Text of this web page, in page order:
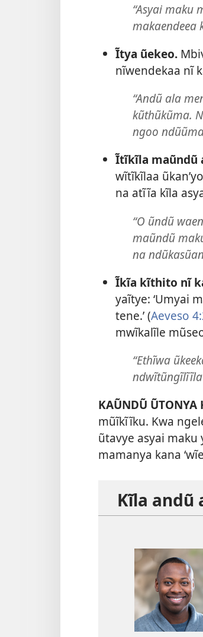
“Asyai maku
makaendeea
Ĩtya ũekeo.
nĩwendekaa nĩ
“Andũ ala
kũthũkũma.
ngoo
Ĩtĩkĩla maũndũ
wĩtĩkĩlaa
na atĩĩa kĩla
“O ũndũ
maũndũ
na
Ĩkĩa kĩthito nĩ
yaĩtye: ‘Umyai
tene.ʼ (Aeveso
mwĩkalĩle
“Ethĩwa
ndwĩtũngĩlĩĩla
KAŨNDŨ ŨTONYA
mũĩkĩĩku. Kwa
ũtavye asyai
mamanya kana
Kĩla andũ